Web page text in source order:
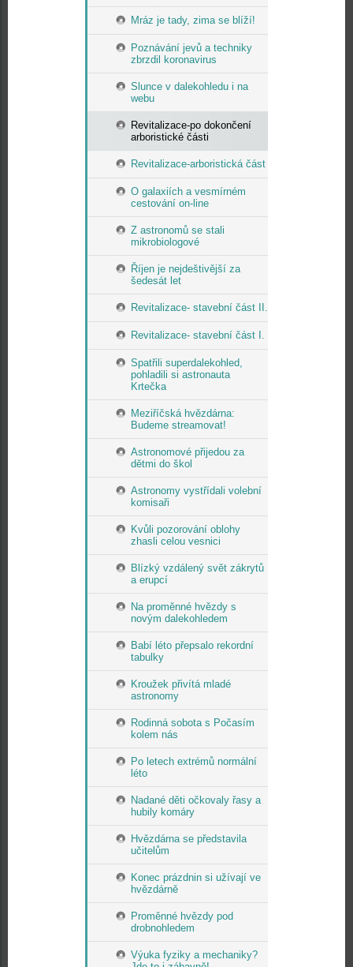
Mráz je tady, zima se blíží!
Poznávání jevů a techniky
zbrzdil koronavirus
Slunce v dalekohledu i na
webu
Revitalizace-po dokončení
arboristické části
Revitalizace-arboristická část
O galaxiích a vesmírném
cestování on-line
Z astronomů se stali
mikrobiologové
Říjen je nejdeštivější za
šedesát let
Revitalizace- stavební část II.
Revitalizace- stavební část I.
Spatřili superdalekohled,
pohladili si astronauta
Krtečka
Meziříčská hvězdárna:
Budeme streamovat!
Astronomové přijedou za
dětmi do škol
Astronomy vystřídali volební
komisaři
Kvůli pozorování oblohy
zhasli celou vesnici
Blízký vzdálený svět zákrytů
a erupcí
Na proměnné hvězdy s
novým dalekohledem
Babí léto přepsalo rekordní
tabulky
Kroužek přivítá mladé
astronomy
Rodinná sobota s Počasím
kolem nás
Po letech extrémů normální
léto
Nadané děti očkovaly řasy a
hubily komáry
Hvězdárna se představila
učitelům
Konec prázdnin si užívají ve
hvězdárně
Proměnné hvězdy pod
drobnohledem
Výuka fyziky a mechaniky?